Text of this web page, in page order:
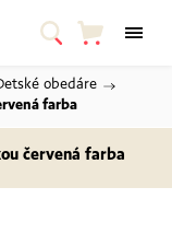
obedáre /
farba
červená farba